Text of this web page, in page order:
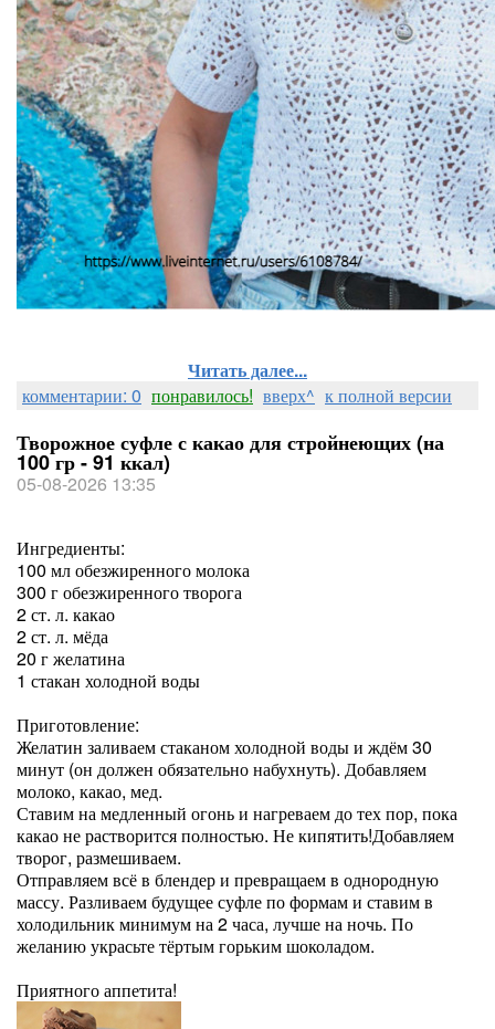
Читать далее...
комментарии: 0 понравилось! вверх^ к полной версии
Творожное суфле с какао для стройнеющих (на
100 гр - 91 ккал)
05-08-2026 13:35
Ингредиенты:
100 мл обезжиренного молока
300 г обезжиренного творога
2 ст. л. какао
2 ст. л. мёда
20 г желатина
1 стакан холодной воды
Приготовление:
Желатин заливаем стаканом холодной воды и ждём 30
минут (он должен обязательно набухнуть). Добавляем
молоко, какао, мед.
Ставим на медленный огонь и нагреваем до тех пор, пока
какао не растворится полностью. Не кипятить!Добавляем
творог, размешиваем.
Отправляем всё в блендер и превращаем в однородную
массу. Разливаем будущее суфле по формам и ставим в
холодильник минимум на 2 часа, лучше на ночь. По
желанию украсьте тёртым горьким шоколадом.
Приятного аппетита!